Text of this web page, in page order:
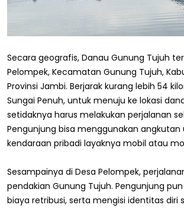
Secara geografis, Danau Gunung Tujuh
Pelompek, Kecamatan Gunung Tujuh,
Provinsi Jambi. Berjarak kurang lebih 54
Sungai Penuh, untuk menuju ke lokasi
setidaknya harus melakukan perjalanan
Pengunjung bisa menggunakan
kendaraan pribadi layaknya mobil atau
Sesampainya di Desa Pelompek,
pendakian Gunung Tujuh. Pengunjung
biaya retribusi, serta mengisi identitas diri